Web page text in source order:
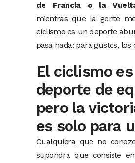
de Francia o la
mientras que la gente
ciclismo es un deporte
pasa nada: para gustos, los
El ciclismo
deporte de
pero la
es solo para
Cualquiera que no
supondrá que consiste